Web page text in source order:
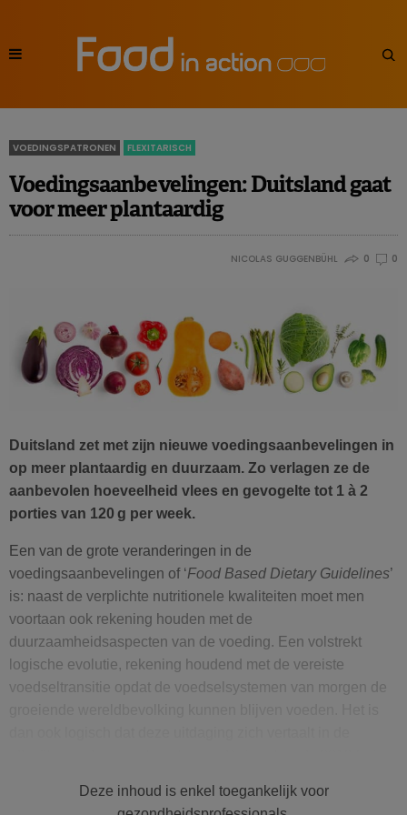
VOEDINGSPATRONEN FLEXITARISCH
Voedingsaanbevelingen: Duitsland gaat
voor meer plantaardig
NICOLAS GUGGENBÜHL 0 0
Duitsland zet met zijn nieuwe voedingsaanbevelingen in
op meer plantaardig en duurzaam. Zo verlagen ze de
aanbevolen hoeveelheid vlees en gevogelte tot 1 à 2
porties van 120 g per week.
Een van de grote veranderingen in de
voedingsaanbevelingen of ‘Food Based Dietary Guidelines’
is: naast de verplichte nutritionele kwaliteiten moet men
voortaan ook rekening houden met de
duurzaamheidsaspecten van de voeding. Een volstrekt
logische evolutie, rekening houdend met de vereiste
voedseltransitie opdat de voedselsystemen van morgen de
Gelukkig volgt Duitsland ons goede voorbeeld met zijn
Deze inhoud is enkel toegankelijk voor